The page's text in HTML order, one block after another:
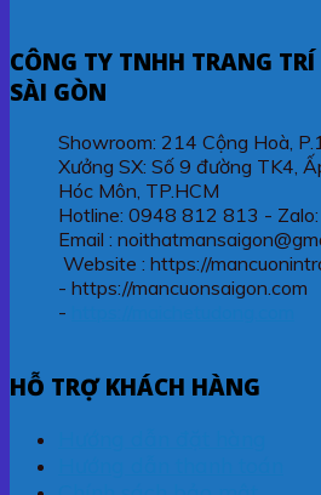
CÔNG TY TNHH TRANG
SÀI GÒN
Showroom: 214 Cộng Hoà,
Xưởng SX: Số 9 đường TK4,
Hóc Môn, TP.HCM
Hotline: 0948 812 813 -
Email :
Website : https://
- https://mancuonsaigon.com
-
HỖ TRỢ KHÁCH HÀNG